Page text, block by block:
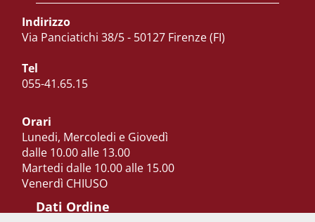
Indirizzo
Via Panciatichi 38/5 - 50127 Firenze (FI)
Tel
055-41.65.15
Orari
Lunedi, Mercoledi e Giovedì
dalle 10.00 alle 13.00
Martedi dalle 10.00 alle 15.00
Venerdì CHIUSO
Dati Ordine